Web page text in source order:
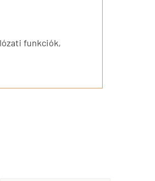
funkciók,